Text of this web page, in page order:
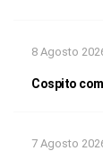
8 Agosto
Cospito
7 Agosto